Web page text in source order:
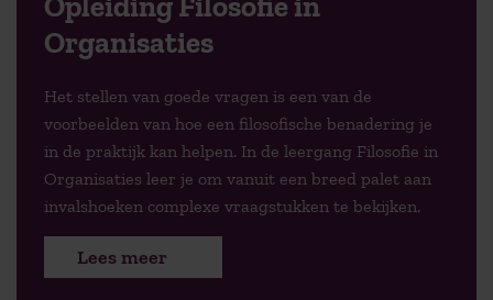
Organisaties
Het stellen van goede vragen is een van de
voorbeelden van hoe een filosofische benadering je
in de praktijk kan helpen. In de leergang Filosofie in
Organisaties leer je om vanuit een breed palet aan
invalshoeken complexe vraagstukken te bekijken.
Lees meer